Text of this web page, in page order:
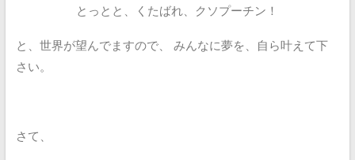
とっとと、くたばれ、クソプーチン！
と、世界が望んでますので、
みんなに夢を、自ら叶えて下
さい。
さて、